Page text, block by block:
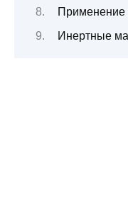
Применение
Инертные